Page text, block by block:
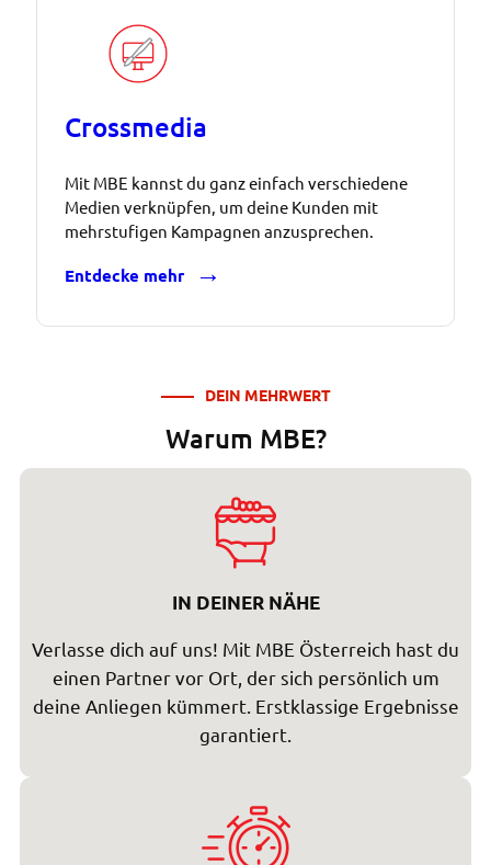
Crossmedia
Mit MBE kannst du ganz einfach verschiedene
Medien verknüpfen, um deine Kunden mit
mehrstufigen Kampagnen anzusprechen.
Entdecke mehr
DEIN MEHRWERT
Warum MBE?
IN DEINER NÄHE
Verlasse dich auf uns! Mit MBE Österreich hast du
einen Partner vor Ort, der sich persönlich um
deine Anliegen kümmert. Erstklassige Ergebnisse
garantiert.